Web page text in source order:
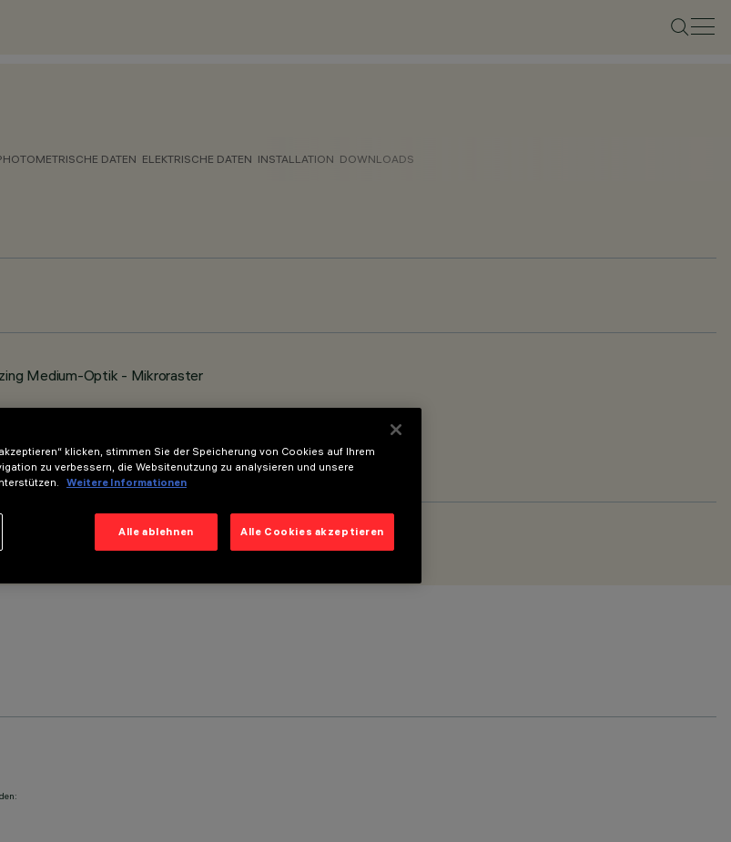
DATEN ELEKTRISCHE DATEN INSTALLATION DOWNLOADS
Medium-Optik - Mikroraster
klicken, stimmen Sie der Speicherung von Cookies auf Ihrem
zu verbessern, die Websitenutzung zu analysieren und unsere
Weitere Informationen
Alle ablehnen Alle Cookies akzeptieren